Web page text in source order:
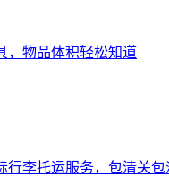
，物品体积轻松知道
行李托运服务，包清关包